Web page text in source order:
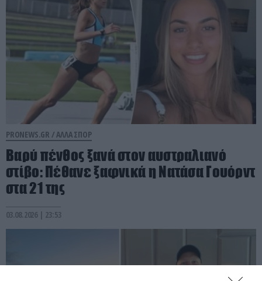
PRONEWS.GR /ΑΛΛΑ ΣΠΟΡ
Βαρύ πένθος ξανά στον αυστραλιανό
στίβο: Πέθανε ξαφνικά η Νατάσα Γουόρντ
στα 21 της
03.08.2026 | 23:53